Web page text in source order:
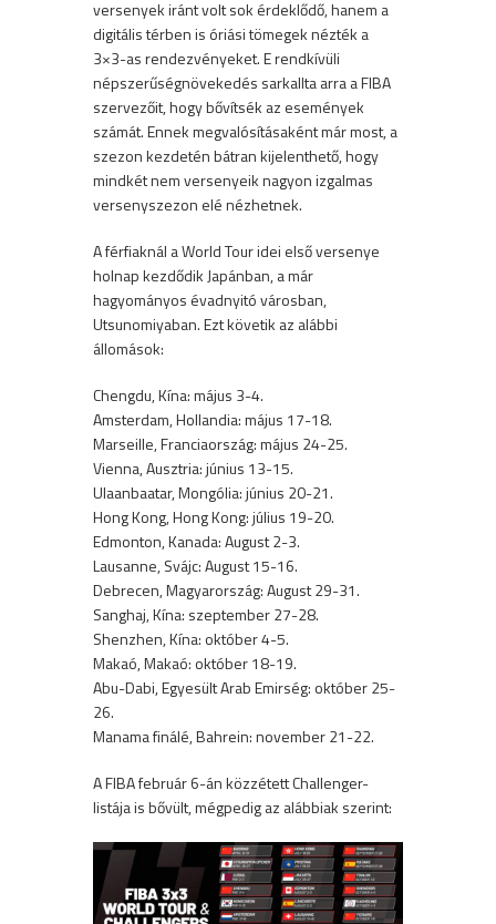
versenyek iránt volt sok érdeklődő, hanem a
digitális térben is óriási tömegek nézték a
3×3-as rendezvényeket. E rendkívüli
népszerűségnövekedés sarkallta arra a FIBA
szervezőit, hogy bővítsék az események
számát. Ennek megvalósításaként már most, a
szezon kezdetén bátran kijelenthető, hogy
mindkét nem versenyeik nagyon izgalmas
versenyszezon elé nézhetnek.
A férfiaknál a World Tour idei első versenye
holnap kezdődik Japánban, a már
hagyományos évadnyitó városban,
Utsunomiyaban. Ezt követik az alábbi
állomások:
Chengdu, Kína: május 3-4.
Amsterdam, Hollandia: május 17-18.
Marseille, Franciaország: május 24-25.
Vienna, Ausztria: június 13-15.
Ulaanbaatar, Mongólia: június 20-21.
Hong Kong, Hong Kong: július 19-20.
Edmonton, Kanada: August 2-3.
Lausanne, Svájc: August 15-16.
Debrecen, Magyarország: August 29-31.
Sanghaj, Kína: szeptember 27-28.
Shenzhen, Kína: október 4-5.
Makaó, Makaó: október 18-19.
Abu-Dabi, Egyesült Arab Emirség: október 25-
26.
Manama finálé, Bahrein: november 21-22.
A FIBA február 6-án közzétett Challenger-
listája is bővült, mégpedig az alábbiak szerint: